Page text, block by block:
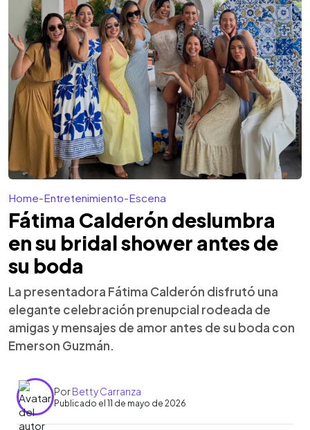
Home-Entretenimiento-Escena
Fátima Calderón deslumbra
en su bridal shower antes de
su boda
La presentadora Fátima Calderón disfrutó una
elegante celebración prenupcial rodeada de
amigas y mensajes de amor antes de su boda con
Emerson Guzmán.
PorBetty Carranza
Publicado el 11 de mayo de 2026